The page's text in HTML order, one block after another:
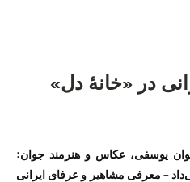
در «خانهٔ دل»
یوسفی، عکاس و هنرمند جوان:
– معرفی مشاهیر و عرفای ایرانی